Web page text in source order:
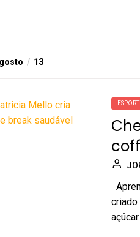
13
criado